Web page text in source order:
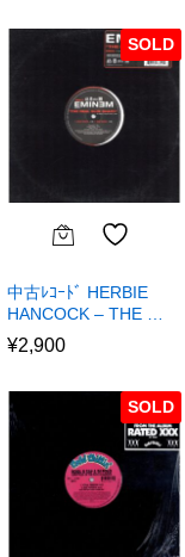
SOLD
中古ﾚｺｰﾄﾞ HERBIE
HANCOCK – THE …
¥2,900
SOLD